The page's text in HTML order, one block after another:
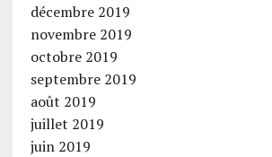
décembre 2019
novembre 2019
octobre 2019
septembre 2019
août 2019
juillet 2019
juin 2019